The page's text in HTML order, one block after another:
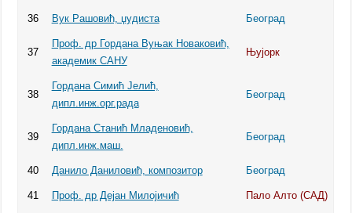
36 Вук Рашовић, џудиста Београд
37
Проф. др Гордана Вуњак Новаковић,
академик САНУ
Њујорк
38
Гордана Симић Јелић,
дипл.инж.орг.рада
Београд
39
Гордана Станић Младеновић,
дипл.инж.маш.
Београд
40 Данило Даниловић, композитор Београд
41 Проф. др Дејан Милојичић Пало Алто (САД)